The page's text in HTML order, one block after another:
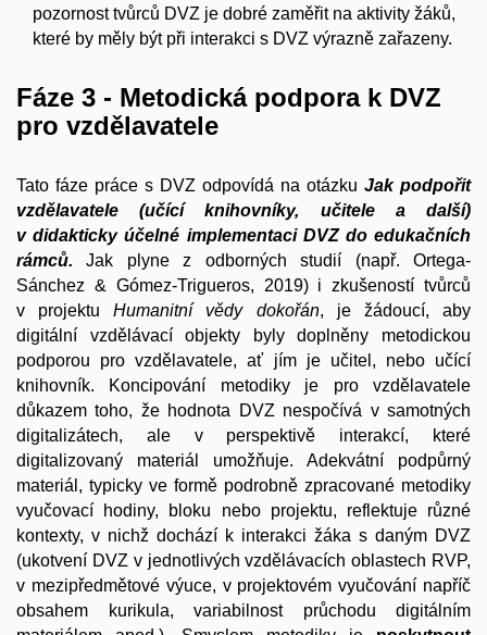
pozornost tvůrců DVZ je dobré zaměřit na aktivity žáků,
které by měly být při interakci s DVZ výrazně zařazeny.
Fáze 3 - Metodická podpora k DVZ
pro vzdělavatele
Tato fáze práce s DVZ odpovídá na otázku Jak podpořit
vzdělavatele (učící knihovníky, učitele a další)
v didakticky účelné implementaci DVZ do edukačních
rámců.Jak plyne z odborných studií (např. Ortega-
Sánchez & Gómez-Trigueros, 2019) i zkušeností tvůrců
v projektuHumanitní vědy dokořán, je žádoucí, aby
digitální vzdělávací objekty byly doplněny metodickou
podporou pro vzdělavatele, ať jím je učitel, nebo učící
knihovník. Koncipování metodiky je pro vzdělavatele
důkazem toho, že hodnota DVZ nespočívá v samotných
digitalizátech, ale v perspektivě interakcí, které
digitalizovaný materiál umožňuje. Adekvátní podpůrný
materiál, typicky ve formě podrobně zpracované metodiky
vyučovací hodiny, bloku nebo projektu, reflektuje různé
kontexty, v nichž dochází k interakci žáka s daným DVZ
(ukotvení DVZ v jednotlivých vzdělávacích oblastech RVP,
v mezipředmětové výuce, v projektovém vyučování napříč
obsahem kurikula, variabilnost průchodu digitálním